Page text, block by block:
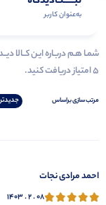
به‌عنوان کاربر
شمـا هـم دربـاره ایـن کــالا
۵ امتیاز دریافت کنید.
مرتب‌ سازی‌ بر‌اساس
احمد مرادی نجات
۱۴۰۳ . ۲ . ۰۸